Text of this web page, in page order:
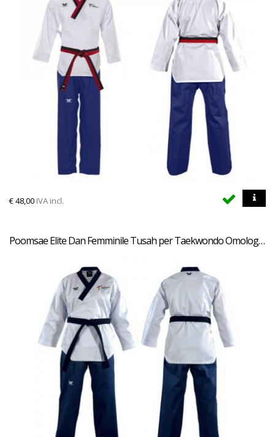
€48,00 IVA incl.
Poomsae Elite Dan Femminile Tusah per Taekwondo Omologato WT per forme e competizioni